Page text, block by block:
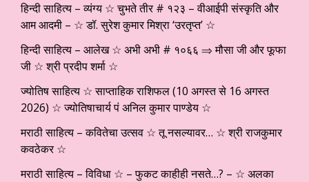
हिन्दी साहित्य – व्यंग्य ☆ चुभते तीर # १२३ – वीआईपी संस्कृति और
आम आदमी – ☆ डॉ. सुरेश कुमार मिश्रा ‘उरतृप्त’ ☆
हिन्दी साहित्य – आलेख ☆ अभी अभी # १०६६ ⇒ मौसा जी और फूफा
जी ☆ श्री प्रदीप शर्मा ☆
ज्योतिष साहित्य ☆ साप्ताहिक राशिफल (10 अगस्त से 16 अगस्त
2026) ☆ ज्योतिषाचार्य पं अनिल कुमार पाण्डेय ☆
मराठी साहित्य – कवितेचा उत्सव ☆ तू नसल्यावर… ☆ श्री राजकुमार
कवठेकर ☆
मराठी साहित्य – विविधा ☆ – फुकट काहीही नसते…? – ☆ अलका